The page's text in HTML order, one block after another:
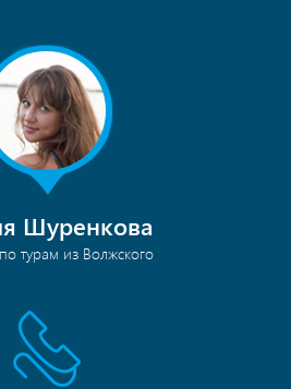
Шуренкова
турам из Волжского